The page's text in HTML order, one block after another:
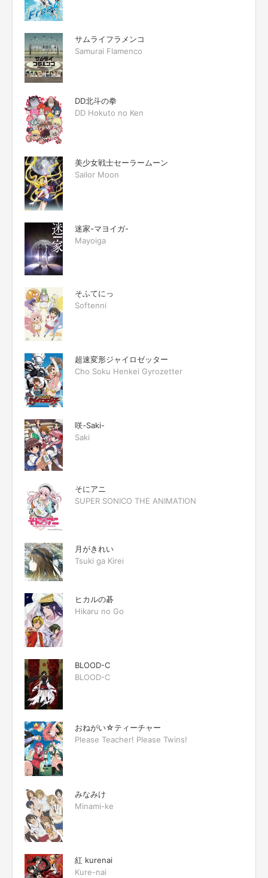
サムライフラメンコ
Samurai Flamenco
DD北斗の拳
DD Hokuto no Ken
美少女戦士セーラームーン
Sailor Moon
迷家-マヨイガ-
Mayoiga
そふてにっ
Softenni
超速変形ジャイロゼッター
Cho Soku Henkei Gyrozetter
咲-Saki-
Saki
そにアニ
SUPER SONICO THE ANIMATION
月がきれい
Tsuki ga Kirei
ヒカルの碁
Hikaru no Go
BLOOD-C
BLOOD-C
おねがい☆ティーチャー
Please Teacher! Please Twins!
みなみけ
Minami-ke
紅 kurenai
Kure-nai